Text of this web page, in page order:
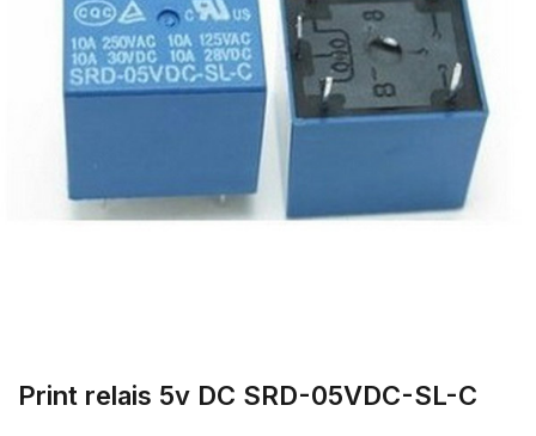
Print relais 5v DC SRD-05VDC-SL-C